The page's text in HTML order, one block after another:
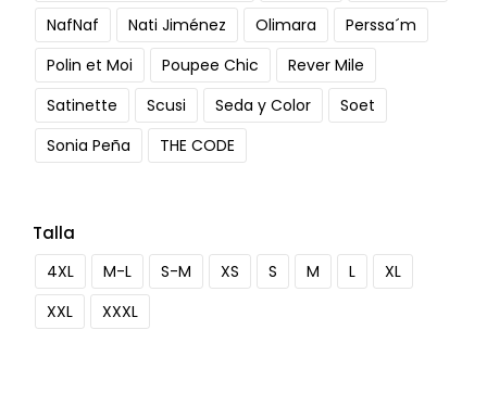
NafNaf
Nati Jiménez Olimara
Perssa´m
Polin et Moi
Poupee Chic
Rever Mile
Satinette
Scusi Seda y Color
Soet
Sonia Peña
THE CODE
Talla
4XL M-L S-M XS S M L
XL
XXL
XXXL